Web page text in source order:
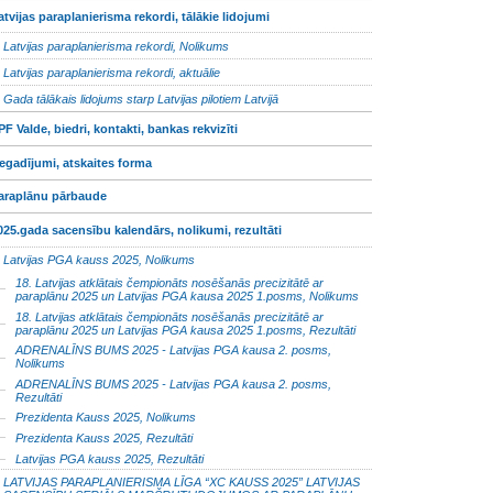
paraplanierisma rekordi, tālākie lidojumi
Latvijas paraplanierisma rekordi, Nolikums
Latvijas paraplanierisma rekordi, aktuālie
Gada tālākais lidojums starp Latvijas pilotiem Latvijā
Valde, biedri, kontakti, bankas rekvizīti
atskaites forma
pārbaude
sacensību kalendārs, nolikumi, rezultāti
Latvijas PGA kauss 2025, Nolikums
18. Latvijas atklātais čempionāts nosēšanās precizitātē ar
paraplānu 2025 un Latvijas PGA kausa 2025 1.posms, Nolikums
18. Latvijas atklātais čempionāts nosēšanās precizitātē ar
paraplānu 2025 un Latvijas PGA kausa 2025 1.posms, Rezultāti
ADRENALĪNS BUMS 2025 - Latvijas PGA kausa 2. posms,
Nolikums
ADRENALĪNS BUMS 2025 - Latvijas PGA kausa 2. posms,
Rezultāti
Prezidenta Kauss 2025, Nolikums
Prezidenta Kauss 2025, Rezultāti
Latvijas PGA kauss 2025, Rezultāti
LATVIJAS PARAPLANIERISMA LĪGA “XC KAUSS 2025” LATVIJAS